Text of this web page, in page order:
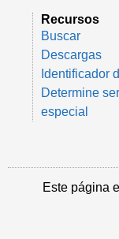
Recursos
Buscar
Descargas
Identificador
Determine
especial
Este página